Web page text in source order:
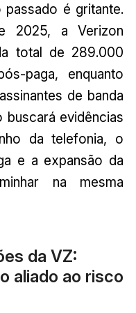
é gritante.
2025, a Verizon
total de 289.000
paga, enquanto
de banda
buscará evidências
da telefonia, o
e a expansão da
na mesma
da VZ:
aliado ao risco